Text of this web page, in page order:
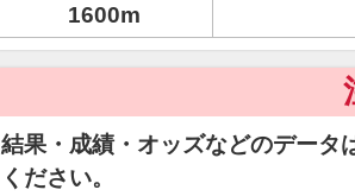
1600m
結果・成績・オッズなどのデータ
ください。